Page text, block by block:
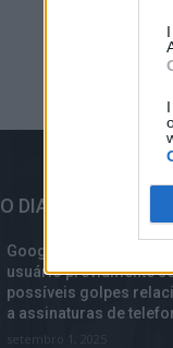
DIA
Google Chrome
usuário previamente
possíveis golpes
a assinaturas de
setembro 1, 2025